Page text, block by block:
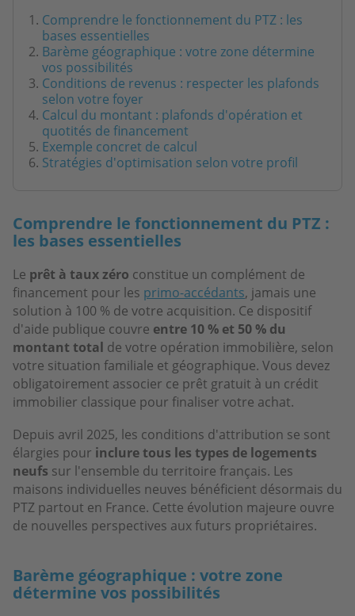
Comprendre le fonctionnement du PTZ : les
bases essentielles
Barème géographique : votre zone détermine
vos possibilités
Conditions de revenus : respecter les plafonds
selon votre foyer
Calcul du montant : plafonds d'opération et
quotités de financement
Exemple concret de calcul
Stratégies d'optimisation selon votre profil
Comprendre le fonctionnement du PTZ :
les bases essentielles
Le prêt à taux zéro constitue un complément de
financement pour les primo-accédants, jamais une
solution à 100 % de votre acquisition. Ce dispositif
d'aide publique couvre entre 10 % et 50 % du
montant total de votre opération immobilière, selon
votre situation familiale et géographique. Vous devez
obligatoirement associer ce prêt gratuit à un crédit
immobilier classique pour finaliser votre achat.
Depuis avril 2025, les conditions d'attribution se sont
élargies pour inclure tous les types de logements
neufs sur l'ensemble du territoire français. Les
maisons individuelles neuves bénéficient désormais du
PTZ partout en France. Cette évolution majeure ouvre
de nouvelles perspectives aux futurs propriétaires.
Barème géographique : votre zone
détermine vos possibilités